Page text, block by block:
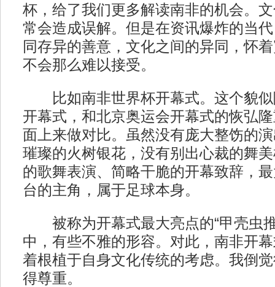
杯，给了我们更多解读南非的机会。
常会造成误解。但是在资讯爆炸的当
同存异的善意，文化之间的异同，怀
不会那么难以接受。
比如南非世界杯开幕式。这个貌似
开幕式，和北京奥运会开幕式的恢弘
面上来做对比。虽然没有庞大整饬的
璀璨的火树银花，没有别出心裁的舞
的歌舞表演、简略干脆的开幕致辞，
台的主角，属于足球本身。
被称为开幕式最大亮点的“甲壳虫
中，有些不雅的形容。对此，南非开
着根植于自身文化传统的考虑。我倒
得尊重。